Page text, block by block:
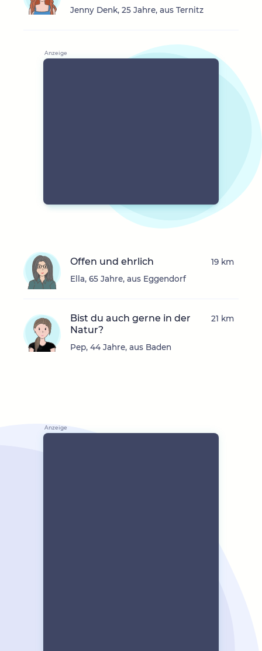
Jenny Denk, 25 Jahre, aus Ternitz
Offen und ehrlich
Ella, 65 Jahre, aus Eggendorf
19 km
Bist du auch gerne in der
Natur?
Pep, 44 Jahre, aus Baden
21 km